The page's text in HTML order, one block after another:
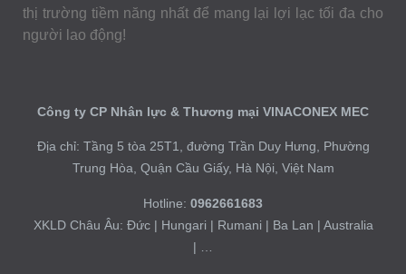
thị trường tiềm năng nhất để mang lại lợi lạc tối đa cho
người lao động!
Công ty CP Nhân lực & Thương mại VINACONEX MEC
Địa chỉ: Tầng 5 tòa 25T1, đường Trần Duy Hưng, Phường
Trung Hòa, Quận Cầu Giấy, Hà Nội, Việt Nam
Hotline: 0962661683
XKLD Châu Âu: Đức | Hungari | Rumani | Ba Lan | Australia
| …